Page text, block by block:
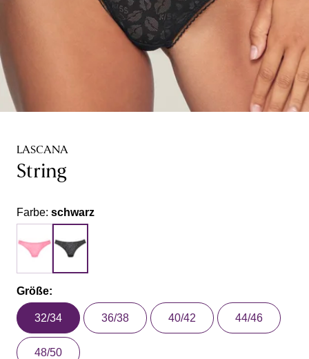
LASCANA
String
Farbe: schwarz
Größe:
32/34 36/38 40/42 44/46
48/50